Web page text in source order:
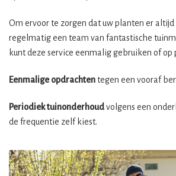
Om ervoor te zorgen dat uw planten er
regelmatig een team van fantastische
kunt deze service eenmalig gebruiken of op
Eenmalige opdrachtentegen een vooraf
Periodiek tuinonderhoudvolgens een
de frequentie zelf kiest.